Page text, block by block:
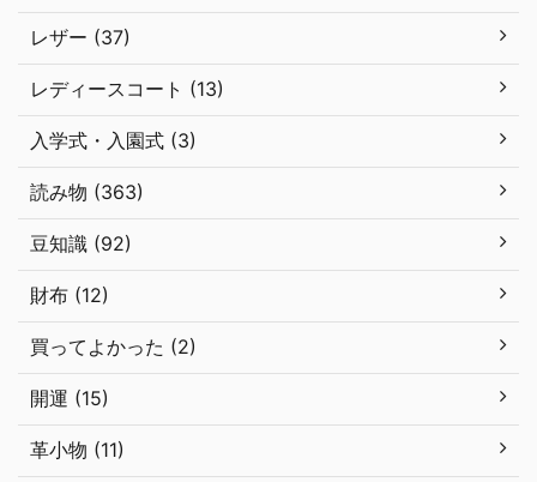
レザー (37)
レディースコート (13)
入学式・入園式 (3)
読み物 (363)
豆知識 (92)
財布 (12)
買ってよかった (2)
開運 (15)
革小物 (11)